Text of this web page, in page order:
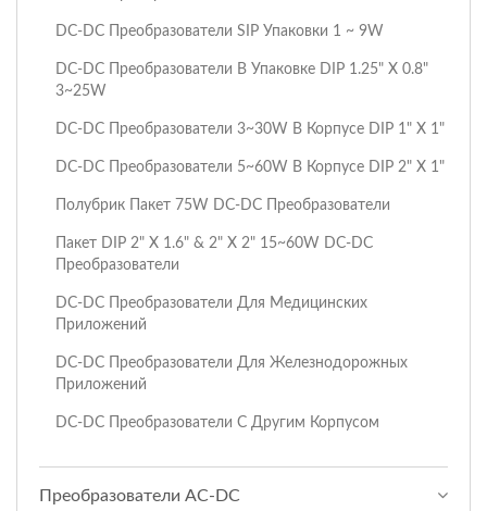
DC-DC Преобразователи SIP Упаковки 1 ~ 9W
DC-DC Преобразователи В Упаковке DIP 1.25" X 0.8"
3~25W
DC-DC Преобразователи 3~30W В Корпусе DIP 1" X 1"
DC-DC Преобразователи 5~60W В Корпусе DIP 2" X 1"
Полубрик Пакет 75W DC-DC Преобразователи
Пакет DIP 2" X 1.6" & 2" X 2" 15~60W DC-DC
Преобразователи
DC-DC Преобразователи Для Медицинских
Приложений
DC-DC Преобразователи Для Железнодорожных
Приложений
DC-DC Преобразователи С Другим Корпусом
Преобразователи AC-DC